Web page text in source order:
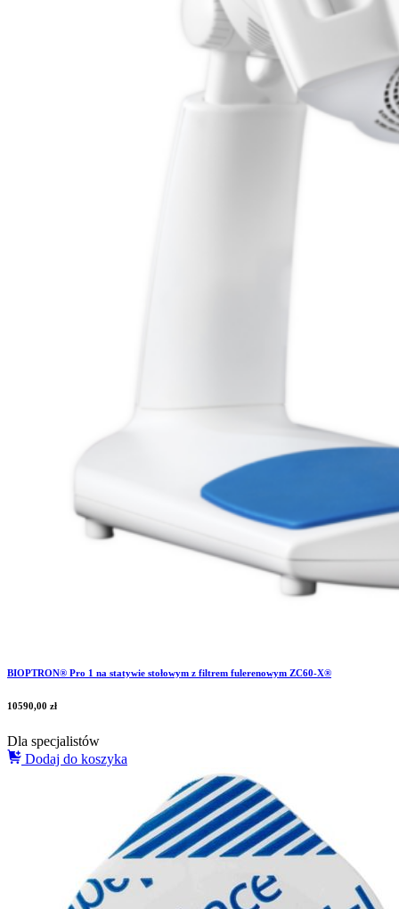
BIOPTRON® Pro 1 na statywie stołowym z filtrem fulerenowym ZC60-X®
10590,00 zł
Dla specjalistów
Dodaj do koszyka